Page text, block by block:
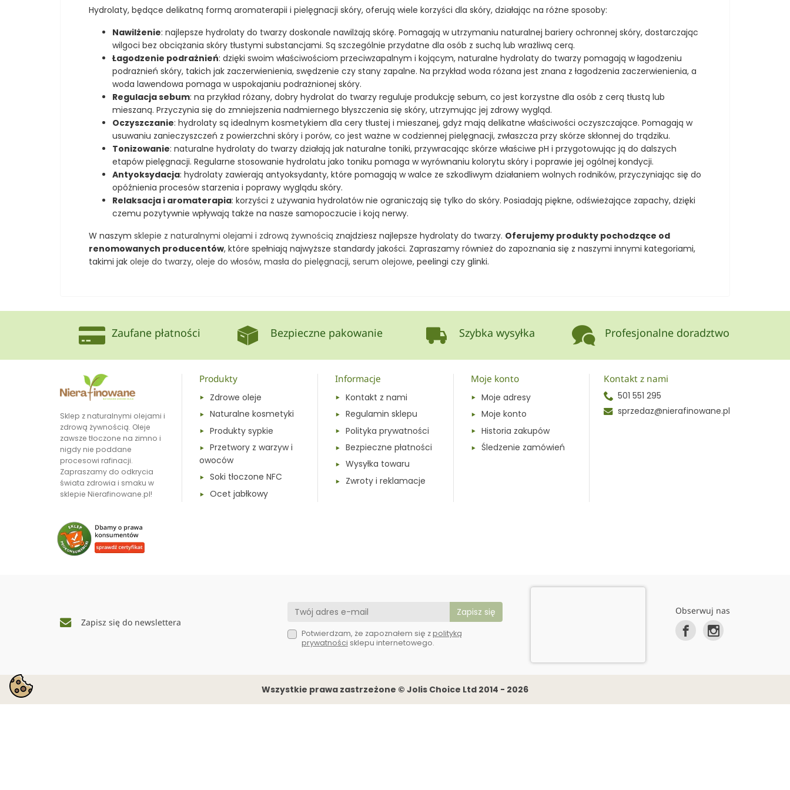
mikroelementy.
egipskiej
charakteryzuje się
ostrzejszym
smakiem w
porównaniu z
olejem z
czarnuszki
tłoczonej w
Polsce.
Zdobywca
tytułu: Laur
Konsumenta
2025
Spożywczego im.
Prof. Wacława
Warszawie. - I
miejsce "Nasze
kulinarne
dziedzictwo" 2014
r. - Nominacją do
nagrody „Perła
Roku” 2014. -
Złotym Medalem
Natura Food 2019
- w kategorii
"Produkt
specjalnego
przeznaczenia
żywieniowego". -
Laur Konsumenta
2025
Hydrolaty, będące delikatną formą aromaterapii i pielęgnacji skóry, oferują wiele korzyści dla skóry, działając na różne sposoby:
Nawilżenie: najlepsze hydrolaty do twarzy doskonale nawilżają skórę. Pomagają w utrzymaniu naturalnej bariery ochronnej skóry, dostarczając
wilgoci bez obciążania skóry tłustymi substancjami. Są szczególnie przydatne dla osób z suchą lub wrażliwą cerą.
Łagodzenie podrażnień: dzięki swoim właściwościom przeciwzapalnym i kojącym, naturalne hydrolaty do twarzy pomagają w łagodzeniu
podrażnień skóry, takich jak zaczerwienienia, swędzenie czy stany zapalne. Na przykład woda różana jest znana z łagodzenia zaczerwienienia, a
woda lawendowa pomaga w uspokajaniu podrażnionej skóry.
Regulacja sebum: na przykład różany, dobry hydrolat do twarzy reguluje produkcję sebum, co jest korzystne dla osób z cerą tłustą lub
mieszaną. Przyczynia się do zmniejszenia nadmiernego błyszczenia się skóry, utrzymując jej zdrowy wygląd.
Oczyszczanie: hydrolaty są idealnym kosmetykiem dla cery tłustej i mieszanej, gdyż mają delikatne właściwości oczyszczające. Pomagają w
usuwaniu zanieczyszczeń z powierzchni skóry i porów, co jest ważne w codziennej pielęgnacji, zwłaszcza przy skórze skłonnej do trądziku.
Tonizowanie: naturalne hydrolaty do twarzy działają jak naturalne toniki, przywracając skórze właściwe pH i przygotowując ją do dalszych
etapów pielęgnacji. Regularne stosowanie hydrolatu jako toniku pomaga w wyrównaniu kolorytu skóry i poprawie jej ogólnej kondycji.
Antyoksydacja: hydrolaty zawierają antyoksydanty, które pomagają w walce ze szkodliwym działaniem wolnych rodników, przyczyniając się do
opóźnienia procesów starzenia i poprawy wyglądu skóry.
Relaksacja i aromaterapia: korzyści z używania hydrolatów nie ograniczają się tylko do skóry. Posiadają piękne, odświeżające zapachy, dzięki
czemu pozytywnie wpływają także na nasze samopoczucie i koją nerwy.
W naszym sklepie z naturalnymi olejami i zdrową żywnością znajdziesz najlepsze hydrolaty do twarzy. Oferujemy produkty pochodzące od
renomowanych producentów, które spełniają najwyższe standardy jakości. Zapraszamy również do zapoznania się z naszymi innymi kategoriami,
takimi jak oleje do twarzy, oleje do włosów, masła do pielęgnacji, serum olejowe, peelingi czy glinki.
Zaufane płatności Bezpieczne pakowanie Szybka wysyłka Profesjonalne doradztwo
Sklep z naturalnymi olejami i
zdrową żywnością. Oleje
zawsze tłoczone na zimno i
nigdy nie poddane
procesowi rafinacji.
Zapraszamy do odkrycia
świata zdrowia i smaku w
sklepie Nierafinowane.pl!
Produkty
Zdrowe oleje
Naturalne kosmetyki
Produkty sypkie
Przetwory z warzyw i
owoców
Soki tłoczone NFC
Ocet jabłkowy
Informacje
Kontakt z nami
Regulamin sklepu
Polityka prywatności
Bezpieczne płatności
Wysyłka towaru
Zwroty i reklamacje
Moje konto
Moje adresy
Moje konto
Historia zakupów
Śledzenie zamówień
Kontakt z nami
501 551 295
sprzedaz@nierafinowane.pl
Zapisz się do newslettera
Potwierdzam, że zapoznałem się zpolityką
prywatności sklepu internetowego.
Obserwuj nas
Wszystkie prawa zastrzeżone © Jolis Choice Ltd 2014 - 2026